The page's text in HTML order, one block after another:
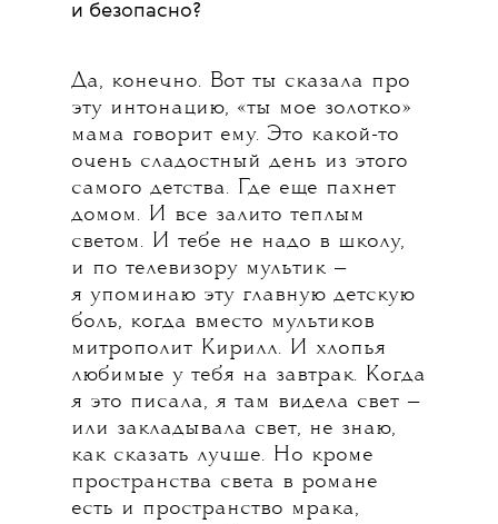
и безопасно?
Да, конечно. Вот ты сказала про
эту интонацию, «ты мое золотко»
мама говорит ему. Это какой-то
очень сладостный день из этого
самого детства. Где еще пахнет
домом. И все залито теплым
светом. И тебе не надо в школу,
и по телевизору мультик —
я упоминаю эту главную детскую
боль, когда вместо мультиков
митрополит Кирилл. И хлопья
любимые у тебя на завтрак. Когда
я это писала, я там видела свет —
или закладывала свет, не знаю,
как сказать лучше. Но кроме
пространства света в романе
есть и пространство мрака,